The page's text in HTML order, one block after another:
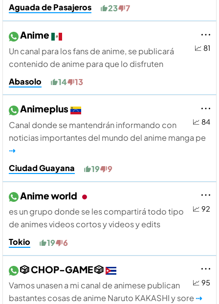
Aguada de Pasajeros
23 7
📈 81
Anime
Un canal para los fans de anime, se publicará
contenido de anime para que lo disfruten
Abasolo
14 13
📈 84
Animeplus
Canal donde se mantendrán informando con
noticias importantes del mundo del anime manga pe
⇢
Ciudad Guayana
19 9
📈 92
Anime world
es un grupo donde se les compartirá todo tipo
de animes videos cortos y videos y edits
Tokio
19 6
📈 95
🎲 CHOP-GAME 🎲
Vamos unasen a mi canal de animese publican
bastantes cosas de anime Naruto KAKASHI y sore ⇢